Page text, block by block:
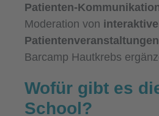
Patienten-
Moderation von
Patientenveranstaltungen
Barcamp Hautkrebs
Wofür gibt es
School?